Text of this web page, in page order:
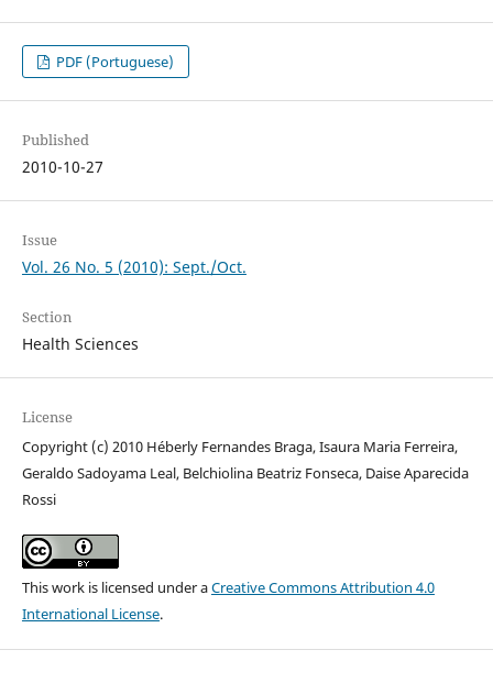
PDF (Portuguese)
Published
2010-10-27
Issue
Vol. 26 No. 5 (2010): Sept./Oct.
Section
Health Sciences
License
Copyright (c) 2010 Héberly Fernandes Braga, Isaura Maria Ferreira,
Geraldo Sadoyama Leal, Belchiolina Beatriz Fonseca, Daise Aparecida
Rossi
This work is licensed under aCreative Commons Attribution 4.0
International License.